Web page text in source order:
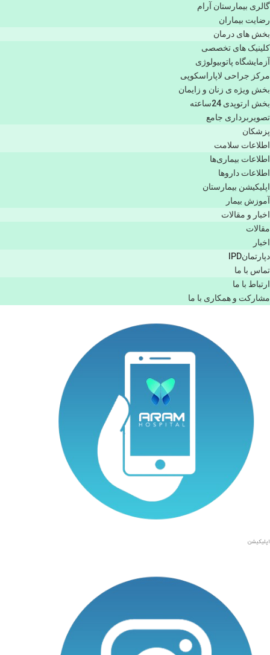
گالری بیمارستان آرام
رضایت بیماران
بخش های درمان
کلینیک های تخصصی
آزمایشگاه پاتوبیولوژی
مرکز جراحی لاپاراسکوپی
بخش ویژه ی زنان و زایمان
بخش ارتوپدی 24ساعته
تصویربرداری جامع
پزشكان
اطلاعات سلامت
اطلاعات بیماری‌ها
اطلاعات دارو‌ها
اپليكيشن بيمارستان
آموزش بیمار
اخبار و مقالات
مقالات
اخبار
دپارتمانIPD
تماس با ما
ارتباط با ما
مشاركت و همكاری با ما
اپلیکیشن